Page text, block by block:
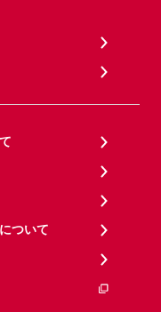
ついて